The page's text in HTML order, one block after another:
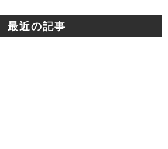
最近の記事